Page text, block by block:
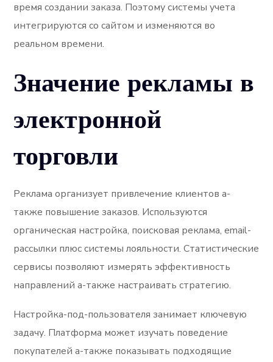
время создании заказа. Поэтому системы учета
интегрируются со сайтом и изменяются во
реальном времени.
Значение рекламы в
электронной
торговли
Реклама организует привлечение клиентов а-
также повышение заказов. Используются
органическая настройка, поисковая реклама, email-
рассылки плюс системы лояльности. Статистические
сервисы позволяют измерять эффективность
направлений а-также настраивать стратегию.
Настройка-под-пользователя занимает ключевую
задачу. Платформа может изучать поведение
покупателей а-также показывать подходящие